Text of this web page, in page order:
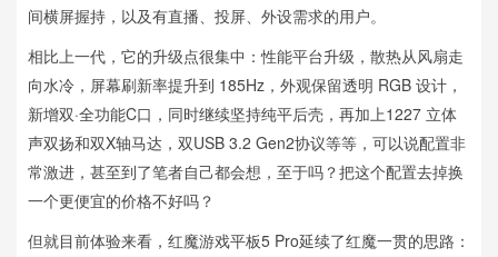
间横屏握持，以及有直播、投屏、外设需求的用户。
相比上一代，它的升级点很集中：性能平台升级，散热从风扇走
向水冷，屏幕刷新率提升到 185Hz，外观保留透明 RGB 设计，
新增双·全功能C口，同时继续坚持纯平后壳，再加上1227 立体
声双扬和双X轴马达，双USB 3.2 Gen2协议等等，可以说配置非
常激进，甚至到了笔者自己都会想，至于吗？把这个配置去掉换
一个更便宜的价格不好吗？
但就目前体验来看，红魔游戏平板5 Pro延续了红魔一贯的思路：